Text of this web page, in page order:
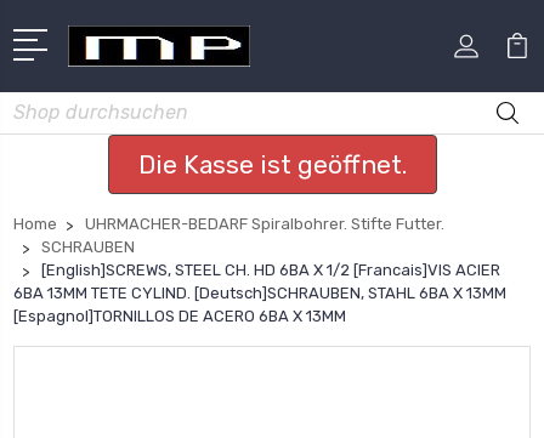
Suchen
Die Kasse ist geöffnet.
Home
UHRMACHER-BEDARF Spiralbohrer. Stifte Futter.
SCHRAUBEN
[English]SCREWS, STEEL CH. HD 6BA X 1/2 [Francais]VIS ACIER
6BA 13MM TETE CYLIND. [Deutsch]SCHRAUBEN, STAHL 6BA X 13MM
[Espagnol]TORNILLOS DE ACERO 6BA X 13MM